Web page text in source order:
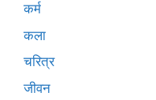
कर्म
कला
चरित्र
जीवन